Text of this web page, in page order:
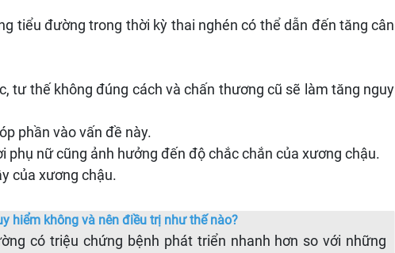
tiểu đường trong thời kỳ thai nghén có thể dẫn đến tăng cân
tư thế không đúng cách và chấn thương cũ sẽ làm tăng nguy
phần vào vấn đề này.
phụ nữ cũng ảnh hưởng đến độ chắc chắn của xương chậu.
của xương chậu.
hiểm không và nên điều trị như thế nào?
có triệu chứng bệnh phát triển nhanh hơn so với những